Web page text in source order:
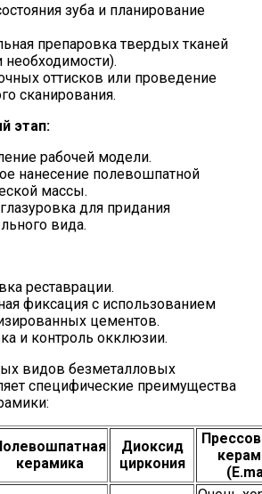
зуба и планирование
препаровка твердых тканей
необходимости).
оттисков или проведение
сканирования.
этап:
рабочей модели.
нанесение полевошпатной
массы.
для придания
вида.
реставрации.
фиксация с использованием
цементов.
и контроль окклюзии.
видов безметалловых
специфические преимущества
керамика
Диоксид
циркония